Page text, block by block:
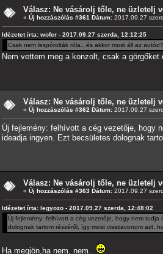
Válasz: Ne vásárolj tőle, ne üzletelj
« Új hozzászólás #361 Dátum: 2017.09.27
Idézetet írta: wofer - 2017.09.27 szerda, 12:12:25
Csak nem lespórolták róla.. és akkor most áll az autód?
Nem vettem meg a konzolt, csak a görgőket
Válasz: Ne vásárolj tőle, ne üzletelj
« Új hozzászólás #362 Dátum: 2017.09.27
Új fejlemény: felhívott a cég vezetője, hogy
ideadja ingyen. Ezt becsületes dolognak
Válasz: Ne vásárolj tőle, ne üzletelj
« Új hozzászólás #363 Dátum: 2017.09.27
Idézetet írta: legyozo - 2017.09.27 szerda, 12:48:02
Új fejlemény: felhívott a cég vezetője, hogy nem
dolognak tartom részéről, így most visszavonom azt,
Ha megjön,ha nem, nem.